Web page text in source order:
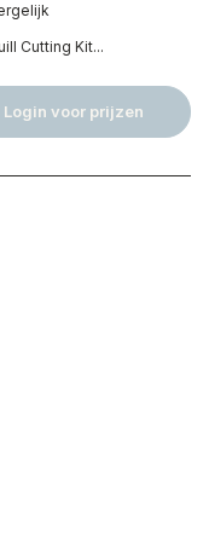
Cutting Kit...
Login voor prijzen